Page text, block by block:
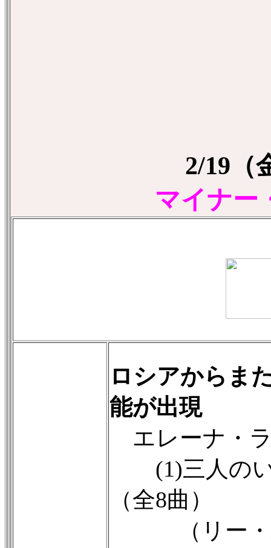
2/19（
マイナー
ロシアからま
能が出現
エレーナ・
(1)三人のい
（全8曲）
（リー・